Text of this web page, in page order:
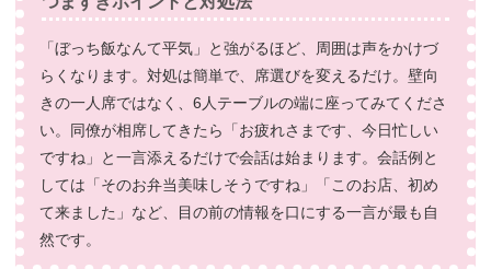
「ぼっち飯なんて平気」と強がるほど、周囲は声をかけづ
らくなります。対処は簡単で、席選びを変えるだけ。壁向
きの一人席ではなく、6人テーブルの端に座ってみてくださ
い。同僚が相席してきたら「お疲れさまです、今日忙しい
ですね」と一言添えるだけで会話は始まります。会話例と
しては「そのお弁当美味しそうですね」「このお店、初め
て来ました」など、目の前の情報を口にする一言が最も自
然です。